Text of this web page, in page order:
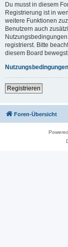
Du musst in diesem
Registrierung ist in
weitere Funktionen
Benutzern auch
registrierst. Bitte
diesem Board bewegst.
Nutzungsbedingungen
Registrieren
Foren-Übersicht